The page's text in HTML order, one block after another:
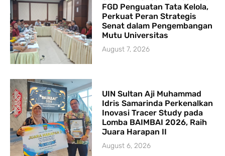
FGD Penguatan Tata Kelola,
Perkuat Peran Strategis
Senat dalam Pengembangan
Mutu Universitas
August 7, 2026
UIN Sultan Aji Muhammad
Idris Samarinda Perkenalkan
Inovasi Tracer Study pada
Lomba BAIMBAI 2026, Raih
Juara Harapan II
August 6, 2026